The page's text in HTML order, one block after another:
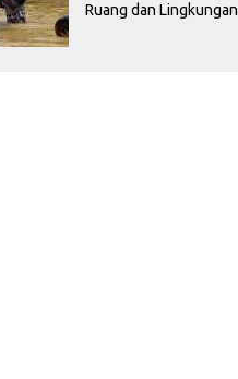
Ruang dan Lingkungan